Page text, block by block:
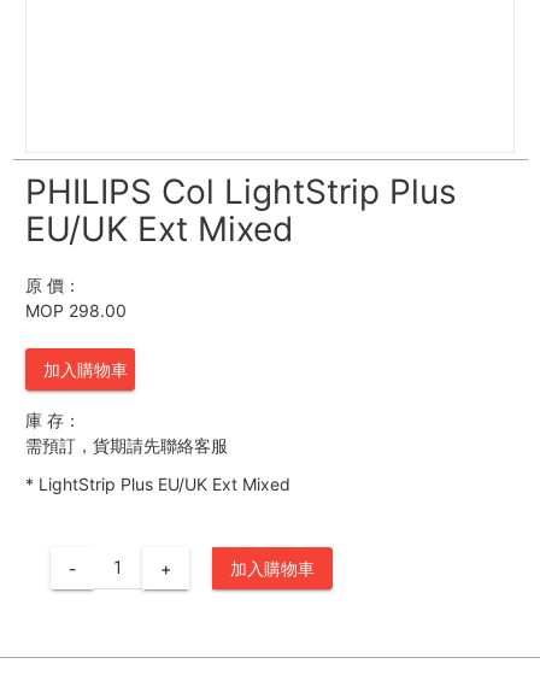
PHILIPS Col LightStrip Plus
EU/UK Ext Mixed
原 價：
MOP 298.00
加入購物車
庫 存：
需預訂，貨期請先聯絡客服
* LightStrip Plus EU/UK Ext Mixed
- + 加入購物車